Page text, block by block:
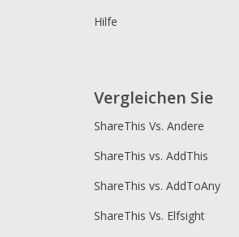
Hilfe
Vergleichen Sie
ShareThis Vs. Andere
ShareThis vs. AddThis
ShareThis vs. AddToAny
ShareThis Vs. Elfsight